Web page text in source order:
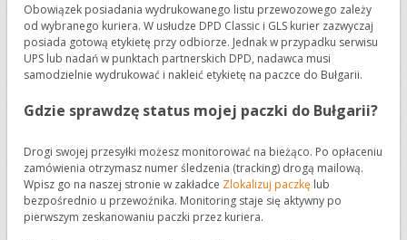
Obowiązek posiadania wydrukowanego listu przewozowego zależy
od wybranego kuriera. W usłudze DPD Classic i GLS kurier zazwyczaj
posiada gotową etykietę przy odbiorze. Jednak w przypadku serwisu
UPS lub nadań w punktach partnerskich DPD, nadawca musi
samodzielnie wydrukować i nakleić etykietę na paczce do Bułgarii.
Gdzie sprawdzę status mojej paczki do Bułgarii?
Drogi swojej przesyłki możesz monitorować na bieżąco. Po opłaceniu
zamówienia otrzymasz numer śledzenia (tracking) drogą mailową.
Wpisz go na naszej stronie w zakładce Zlokalizuj paczkę lub
bezpośrednio u przewoźnika. Monitoring staje się aktywny po
pierwszym zeskanowaniu paczki przez kuriera.